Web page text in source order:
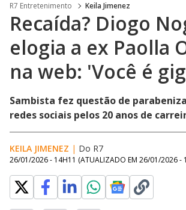
R7 Entretenimento Keila Jimenez
Recaída? Diogo
elogia a ex Paolla
na web: 'Você é
Sambista fez questão de
redes sociais pelos 20 anos de
KEILA JIMENEZ | Do R7
26/01/2026 - 14H11 (ATUALIZADO EM 26/01/2026 -